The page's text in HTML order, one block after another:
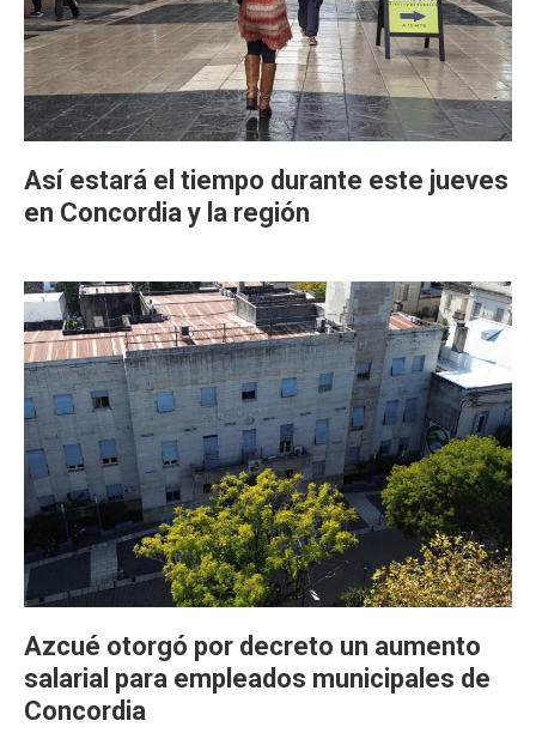
Así estará el tiempo durante este jueves
en Concordia y la región
Azcué otorgó por decreto un aumento
salarial para empleados municipales de
Concordia